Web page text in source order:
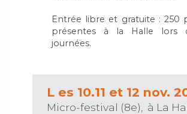
Entrée libre et gratuite : 250
présentes à la Halle lors
journées.
Les 10.11 et 12 nov.
Micro-festival (8e), à La